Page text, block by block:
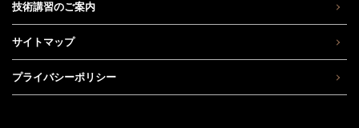
技術講習のご案内
サイトマップ
プライバシーポリシー